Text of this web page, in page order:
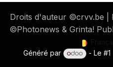
Droits d'auteur ©crvv.be |
©Photonews & Grinta!
Généré par
- Le #1